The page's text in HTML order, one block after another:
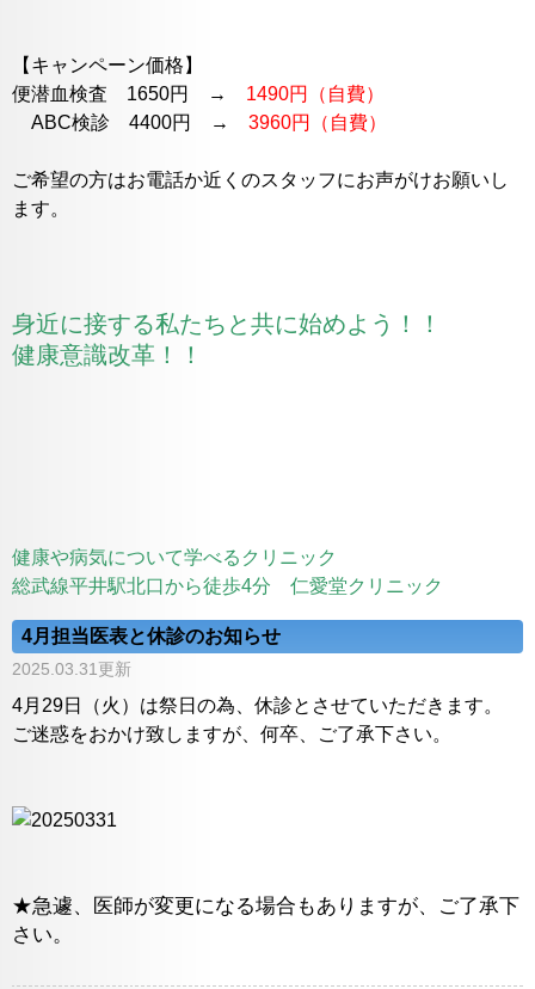
【キャンペーン価格】
便潜血検査 1650円 → 1490円（自費）
ABC検診 4400円 → 3960円（自費）
ご希望の方はお電話か近くのスタッフにお声がけお願いし
ます。
身近に接する私たちと共に始めよう！！
健康意識改革！！
健康や病気について学べるクリニック
総武線平井駅北口から徒歩4分 仁愛堂クリニック
4月担当医表と休診のお知らせ
2025.03.31更新
4月29日（火）は祭日の為、休診とさせていただきます。
ご迷惑をおかけ致しますが、何卒、ご了承下さい。
★急遽、医師が変更になる場合もありますが、ご了承下
さい。